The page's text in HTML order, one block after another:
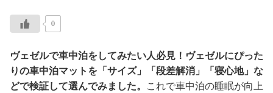
0
ヴェゼルで車中泊をしてみたい人必見！ヴェゼルにぴった
りの車中泊マットを「サイズ」「段差解消」「寝心地」な
どで検証して選んでみました。
これで車中泊の睡眠が向上